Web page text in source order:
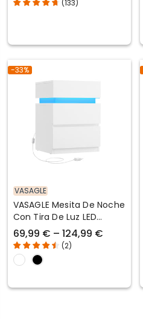
(133)
-33%
VASAGLE
VASAGLE Mesita De Noche
Con Tira De Luz LED
Multicolor Variable
69,99 € – 124,99 €
(2)